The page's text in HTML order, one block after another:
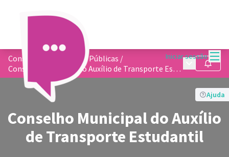
Iniciar sessão
Conselhos de Políticas Públicas /
Conselho Municipal do Auxílio de Transporte Estudantil
MenuSeguir
Ajuda
Conselho Municipal do Auxílio
de Transporte Estudantil